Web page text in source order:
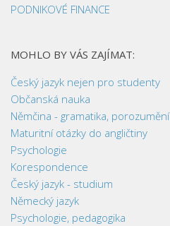
PODNIKOVÉ FINANCE
MOHLO BY VÁS ZAJÍMAT:
Český jazyk nejen pro studenty
Občanská nauka
Němčina - gramatika, porozumění
Maturitní otázky do angličtiny
Psychologie
Korespondence
Český jazyk - studium
Německý jazyk
Psychologie, pedagogika